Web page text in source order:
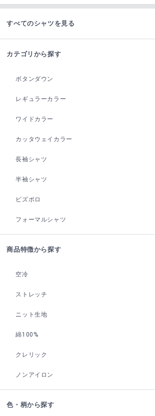
すべてのシャツを見る
カテゴリから探す
ボタンダウン
レギュラーカラー
ワイドカラー
カッタウェイカラー
長袖シャツ
半袖シャツ
ビズポロ
フォーマルシャツ
商品特徴から探す
空冷
ストレッチ
ニット生地
綿100%
クレリック
ノンアイロン
色・柄から探す